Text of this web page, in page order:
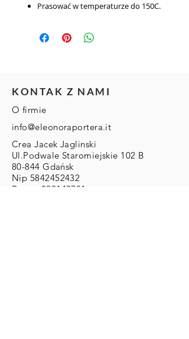
Prasować w temperaturze do 150C.
KONTAK Z NAMI
O firmie
info@eleonoraportera.it
Crea Jacek Jaglinski
Ul.Podwale Staromiejskie 102 B
80-844 Gdańsk
Nip 5842452432
Regon 222140781